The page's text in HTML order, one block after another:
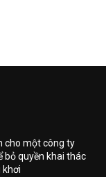
cho một công ty
bỏ quyền khai thác
khơi